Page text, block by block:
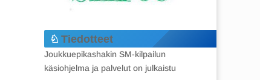
Tiedotteet
Joukkuepikashakin SM-kilpailun
käsiohjelma ja palvelut on julkaistu